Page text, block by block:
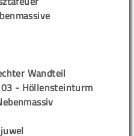
Wandteil
- Höllensteinturm